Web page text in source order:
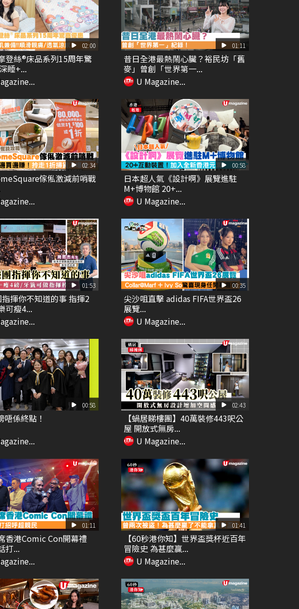
02:00
登絲®床品系列15周年驚
睡+...
01:11
昔日全港最熱鬧心臟？裕民坊「舊
麥」曾創「世界第一...
U Magazine...
02:34
傢俬激減前哨戰
00:58
日本超人氣《設計啊》展覽進駐
M+博物館 20+...
U Magazine...
01:53
揮你不知道的事 指揮2
可瘦4...
00:35
尖沙咀直擊 adidas FIFA世界盃26
展覽...
U Magazine...
00:58
唔係終點！
02:43
【蝸居睇樓團】40萬裝修443呎公
屋 開放式無房...
U Magazine...
01:11
香港Comic Con開幕禮
打...
01:41
【60秒港你知】世界盃獎杯近百年
冒險史 為甚麼贏...
U Magazine...